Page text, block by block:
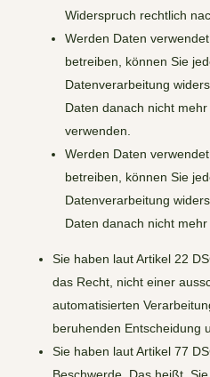
Widerspruch rechtlich
Werden Daten
betreiben, können Sie
Datenverarbeitung
Daten danach nicht
verwenden.
Werden Daten
betreiben, können Sie
Datenverarbeitung
Daten danach nicht
Sie haben laut Artikel 22
das Recht, nicht einer
automatisierten
beruhenden Entscheidung
Sie haben laut Artikel 77